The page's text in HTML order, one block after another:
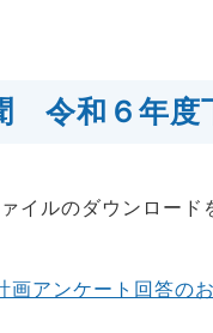
令和６年度
イルのダウンロード
画アンケート回答の